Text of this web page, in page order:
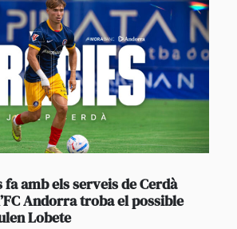
fa amb els serveis de Cerdà
Andorra troba el possible
Lobete